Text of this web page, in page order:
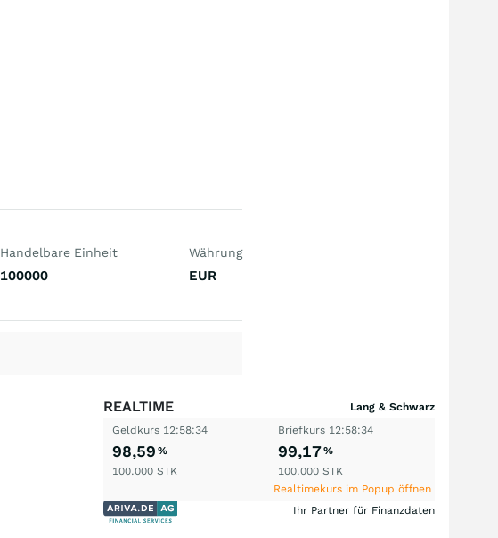
Handelbare Einheit
100000
Währung
EUR
Lang & Schwarz
REALTIME
Geldkurs 12:58:34
98,59 %
100.000 STK
Briefkurs 12:58:34
99,17%
100.000 STK
Realtimekurs im Popup öffnen
Ihr Partner für Finanzdaten